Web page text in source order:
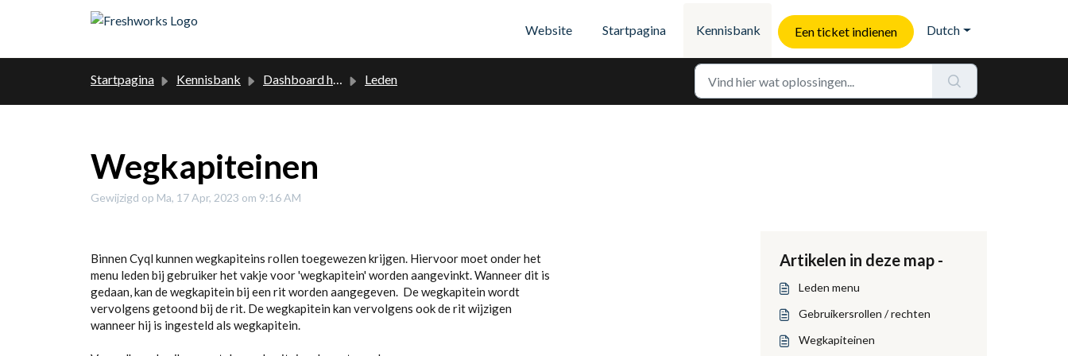
Website
Startpagina Kennisbank Een ticket indienen Dutch
Startpagina Kennisbank Dashboard handleiding Leden
Wegkapiteinen
Gewijzigd op Ma, 17 Apr, 2023 om 9:16 AM
Binnen Cyql kunnen wegkapiteins rollen toegewezen krijgen. Hiervoor moet onder het
menu leden bij gebruiker het vakje voor 'wegkapitein' worden aangevinkt. Wanneer dit is
gedaan, kan de wegkapitein bij een rit worden aangegeven. De wegkapitein wordt
vervolgens getoond bij de rit. De wegkapitein kan vervolgens ook de rit wijzigen
wanneer hij is ingesteld als wegkapitein.
Artikelen in deze map -
Leden menu
Gebruikersrollen / rechten
Wegkapiteinen